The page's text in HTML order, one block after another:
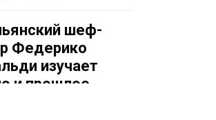
шеф-
Федерико
изучает
и прошлое